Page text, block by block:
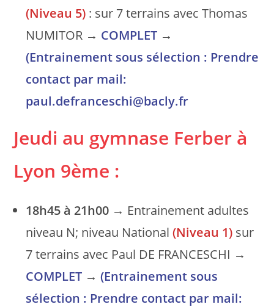
(Niveau 5) : sur 7 terrains avec Thomas
NUMITOR → COMPLET →
(Entrainement sous sélection : Prendre
contact par mail:
paul.defranceschi@bacly.fr
Jeudi au gymnase Ferber à
Lyon 9ème :
18h45 à 21h00 → Entrainement adultes
niveau N; niveau National(Niveau 1) sur
7 terrains avec Paul DE FRANCESCHI →
COMPLET →(Entrainement sous
sélection : Prendre contact par mail: